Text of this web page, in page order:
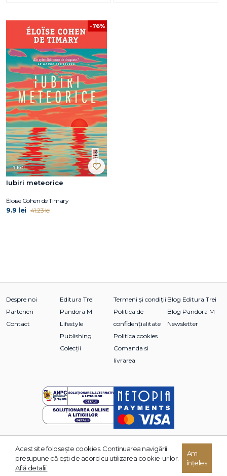
-76%
Iubiri meteorice
Éloïse Cohen de Timary
9.9 lei 41.23 lei
Despre noi
Parteneri
Contact
Editura Trei
Pandora M
Lifestyle
Publishing
Colecții
Termeni și condiții
Politica de
confidențialitate
Politica cookies
Comanda si
livrarea
Blog Editura Trei
Blog Pandora M
Newsletter
© 2026 Grupul Editorial TREI. Toate drepturile rezervate.
Acest site foloseşte cookies. Continuarea navigării
presupune că eşti de acord cu utilizarea cookie-urilor.
Află detalii.
Am
înțeles